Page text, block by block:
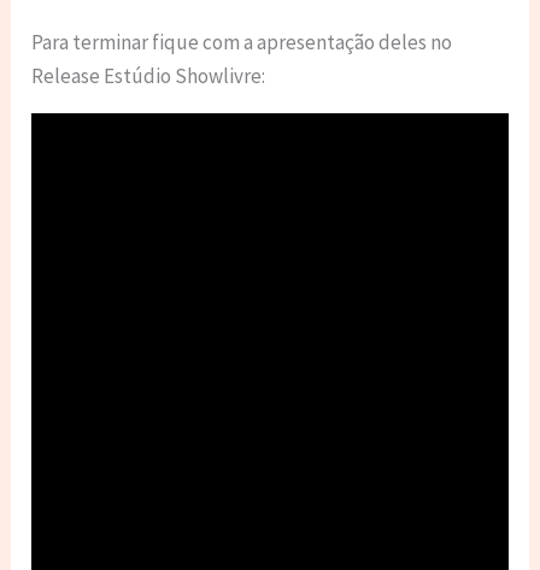
Para terminar fique com a apresentação deles no
Release Estúdio Showlivre: